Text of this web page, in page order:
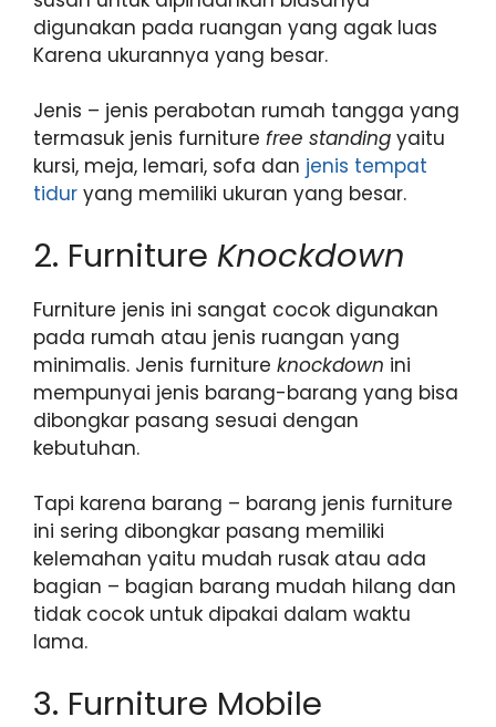
digunakan pada ruangan yang agak luas
Karena ukurannya yang besar.
Jenis – jenis perabotan rumah tangga yang
termasuk jenis furniture free standing yaitu
kursi, meja, lemari, sofa dan jenis tempat
tidur yang memiliki ukuran yang besar.
2. Furniture Knockdown
Furniture jenis ini sangat cocok digunakan
pada rumah atau jenis ruangan yang
minimalis. Jenis furniture knockdown ini
mempunyai jenis barang-barang yang bisa
dibongkar pasang sesuai dengan
kebutuhan.
Tapi karena barang – barang jenis furniture
ini sering dibongkar pasang memiliki
kelemahan yaitu mudah rusak atau ada
bagian – bagian barang mudah hilang dan
tidak cocok untuk dipakai dalam waktu
lama.
3. Furniture Mobile